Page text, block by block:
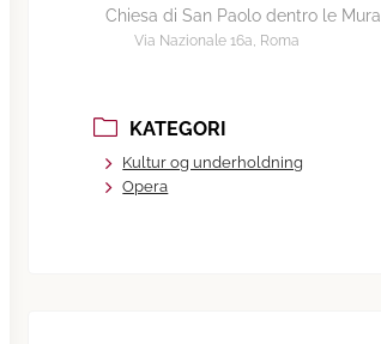
Chiesa di San Paolo dentro le Mura
Via Nazionale 16a, Roma
KATEGORI
Kultur og underholdning
Opera